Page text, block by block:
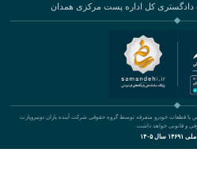
دادگستری کل اداره پست مرکزی همدان
یا قطعات خودرو متفرقه توسط گروه حقوقی شرکت آینده یاران دونیروپارت
و قانونی خواهد داشت.
سال ۱۴۰۵